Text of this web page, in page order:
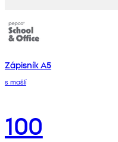
Zápisník A5
s mašlí
100